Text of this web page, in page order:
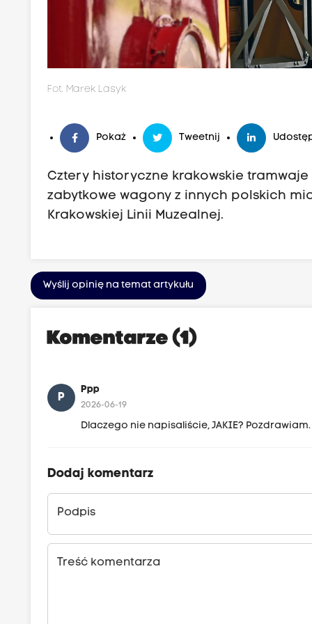
Fot. Marek Lasyk
Pokaż Tweetnij
Cztery historyczne krakowskie
zabytkowe wagony z innych polskich
Krakowskiej Linii Muzealnej.
Wyślij opinię na temat artykułu
Komentarze (1)
P
Ppp
2026-06-19
Dlaczego nie napisaliście, JAKIE? Pozdrawiam.
Dodaj komentarz
Podpis
Treść komentarza